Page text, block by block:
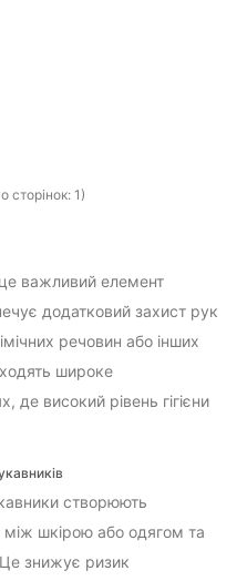
сторінок: 1)
важливий елемент
додатковий захист рук
речовин або інших
широке
де високий рівень гігієни
створюють
шкірою або одягом та
знижує ризик